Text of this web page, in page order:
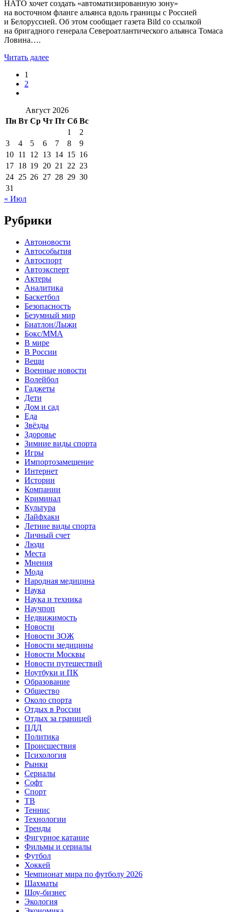
НАТО хочет создать «автоматизированную зону»
на восточном фланге альянса вдоль границы с Россией
и Белоруссией. Об этом сообщает газета Bild со ссылкой
на бригадного генерала Североатлантического альянса Томаса
Ловина….
Читать далее
1
2
Август 2026
Пн Вт Ср Чт Пт Сб Вс
1
2
3
4 5 6 7 8
9
10 11 12 13 14 15 16
17 18 19 20 21 22 23
24 25 26 27 28 29 30
31
« Июл
Рубрики
Автоновости
Автособытия
Автоспорт
Автоэксперт
Актеры
Аналитика
Баскетбол
Безопасность
Безумный мир
Биатлон/Лыжи
Бокс/MMA
В мире
В России
Вещи
Военные новости
Волейбол
Гаджеты
Дети
Дом и сад
Еда
Звёзды
Здоровье
Зимние виды спорта
Игры
Импортозамещение
Интернет
Истории
Компании
Криминал
Культура
Лайфхаки
Летние виды спорта
Личный счет
Люди
Места
Мнения
Мода
Народная медицина
Наука
Наука и техника
Научпоп
Недвижимость
Новости
Новости ЗОЖ
Новости медицины
Новости Москвы
Новости путешествий
Ноутбуки и ПК
Образование
Общество
Около спорта
Отдых в России
Отдых за границей
ПДД
Политика
Происшествия
Психология
Рынки
Сериалы
Софт
Спорт
ТВ
Теннис
Технологии
Тренды
Фигурное катание
Фильмы и сериалы
Футбол
Хоккей
Чемпионат мира по футболу 2026
Шахматы
Шоу-бизнес
Экология